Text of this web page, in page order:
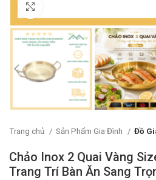
Trang chủ Sản Phẩm Gia Đình Đồ
Chảo Inox 2 Quai Vàng
Trang Trí Bàn Ăn Sang